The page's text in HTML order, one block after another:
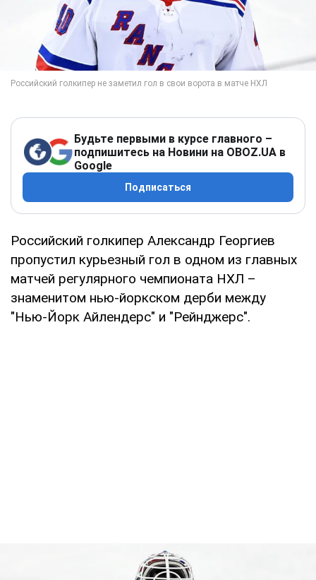
Будьте первыми в курсе главного –
подпишитесь на Новини на OBOZ.UA в
Google
Подписаться
Российский голкипер Александр Георгиев
пропустил курьезный гол в одном из главных
матчей регулярного чемпионата НХЛ –
знаменитом нью-йоркском дерби между
"Нью-Йорк Айлендерс" и "Рейнджерс".